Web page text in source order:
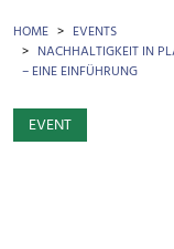
HOME
EVENTS
NACHHALTIGKEIT IN
– EINE EINFÜHRUNG
EVENT